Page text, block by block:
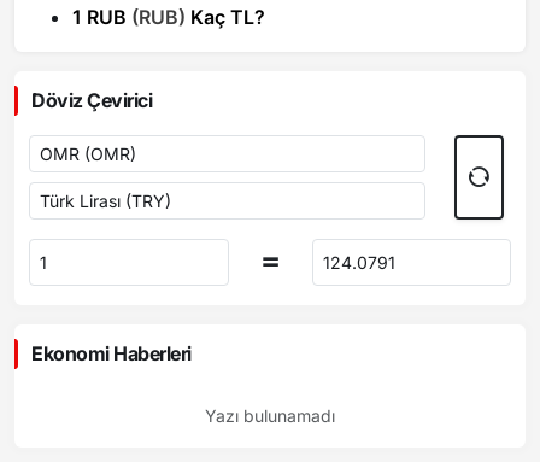
1 RUB (RUB) Kaç TL?
Döviz Çevirici
Ekonomi Haberleri
Yazı bulunamadı